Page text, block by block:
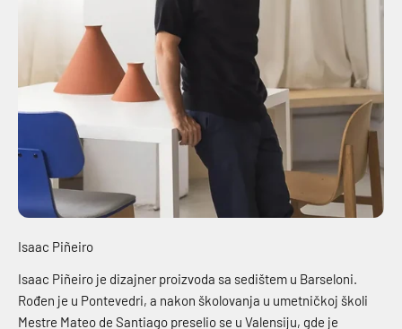
Isaac Piñeiro
Isaac Piñeiro je dizajner proizvoda sa sedištem u Barseloni.
Rođen je u Pontevedri, a nakon školovanja u umetničkoj školi
Mestre Mateo de Santiago preselio se u Valensiju, gde je